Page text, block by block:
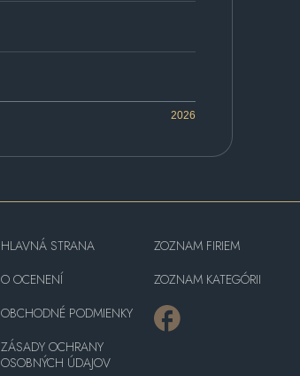
2026
HLAVNÁ STRANA
O OCENENÍ
OBCHODNÉ PODMIENKY
ZÁSADY OCHRANY
OSOBNÝCH ÚDAJOV
ZOZNAM FIRIEM
ZOZNAM KATEGÓRII